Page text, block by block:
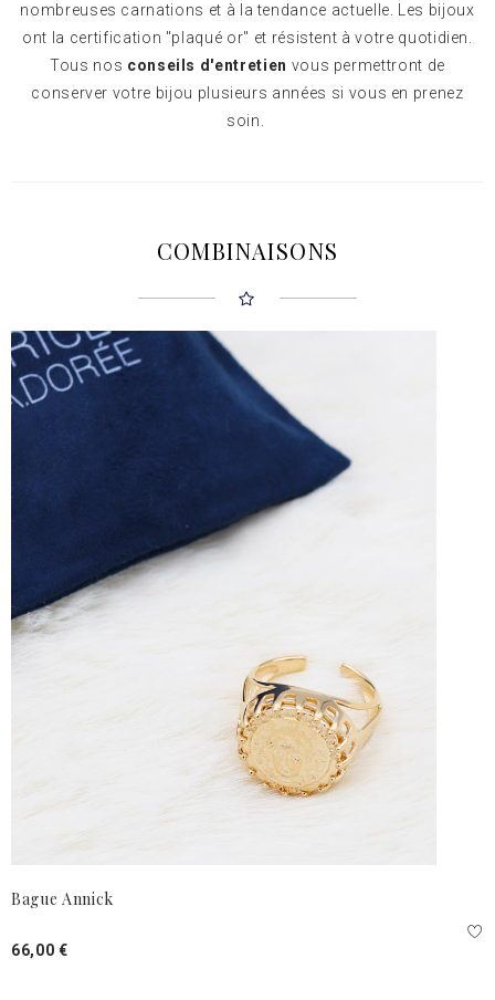
nombreuses carnations et à la tendance actuelle. Les bijoux
ont la certification "plaqué or" et résistent à votre quotidien.
Tous nos conseils d'entretien vous permettront de
conserver votre bijou plusieurs années si vous en prenez
soin.
COMBINAISONS
Bague Annick
66,00 €